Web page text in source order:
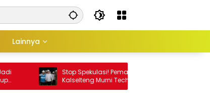
Lainnya
Stop Spekulasi! Pemadaman di
Kalselteng Murni Technical Issue, Stok
Batu Bara Dipastikan Aman!